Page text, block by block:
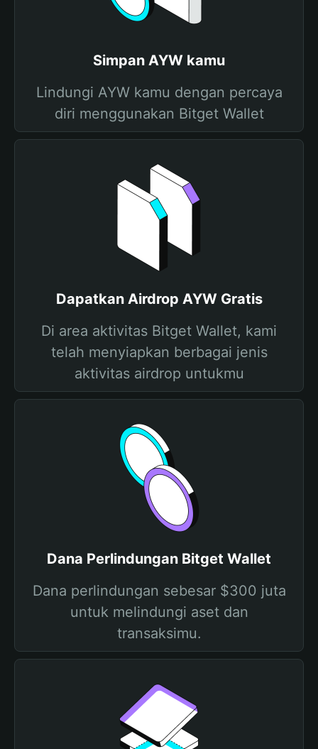
Simpan AYW kamu
Lindungi AYW kamu dengan percaya
diri menggunakan Bitget Wallet
Dapatkan Airdrop AYW Gratis
Di area aktivitas Bitget Wallet, kami
telah menyiapkan berbagai jenis
aktivitas airdrop untukmu
Dana Perlindungan Bitget Wallet
Dana perlindungan sebesar $300 juta
untuk melindungi aset dan
transaksimu.